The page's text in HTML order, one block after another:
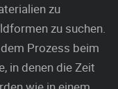
zu
zu suchen.
Prozess beim
in denen die Zeit